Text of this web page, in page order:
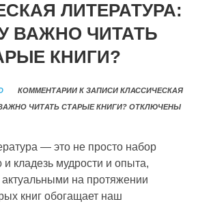
ЛИТЕРАТУРА:
ВАЖНО ЧИТАТЬ
КНИГИ?
КОММЕНТАРИИК ЗАПИСИ КЛАССИЧЕСКАЯ
ЧИТАТЬ СТАРЫЕ КНИГИ? ОТКЛЮЧЕНЫ
— это не просто набор
и кладезь мудрости и опыта,
на протяжении
книг обогащает наш